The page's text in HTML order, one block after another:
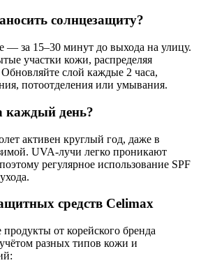
солнцезащиту?
— за 15–30 минут до выхода на улицу.
участки кожи, распределяя
слой каждые 2 часа,
потоотделения или умывания.
каждый день?
активен круглый год, даже в
UVA-лучи легко проникают
регулярное использование SPF
средств Celimax
от корейского бренда
разных типов кожи и